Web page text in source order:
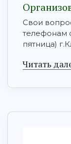
Свои
телефонам
пятница)
Читать